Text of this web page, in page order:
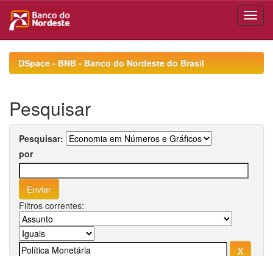
navigationDSpace - BNB - Banco do Nordeste do Brasil
Pesquisar
Pesquisar:
por
Filtros correntes: